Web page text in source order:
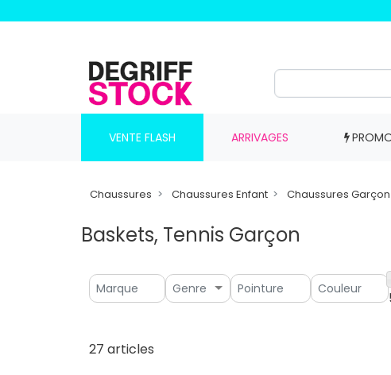
VENTE FLASH ARRIVAGES
Chaussures Chaussures Enfant Chaussures Garçon
Baskets, Tennis Garçon
Genre
27 articles